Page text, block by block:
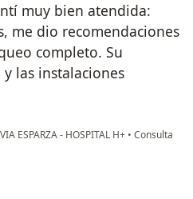
muy bien atendida:
me dio recomendaciones
completo. Su
las instalaciones
ESPARZA - HOSPITAL H+ • Consulta